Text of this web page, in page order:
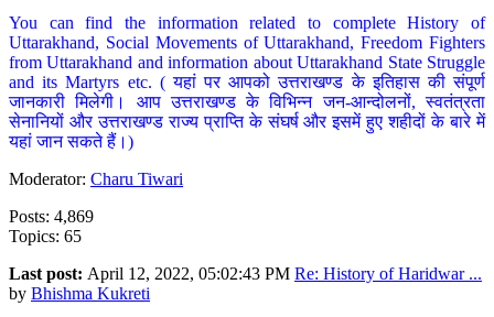
You can find the information related to complete History of
Uttarakhand, Social Movements of Uttarakhand, Freedom Fighters
from Uttarakhand and information about Uttarakhand State Struggle
and its Martyrs etc. ( यहां पर आपको उत्तराखण्ड के इतिहास की संपूर्ण
जानकारी मिलेगी। आप उत्तराखण्ड के विभिन्न जन-आन्दोलनों, स्वतंत्रता
सेनानियों और उत्तराखण्ड राज्य प्राप्ति के संघर्ष और इसमें हुए शहीदों के बारे में
यहां जान सकते हैं।)
Moderator: Charu Tiwari
Posts: 4,869
Topics: 65
Last post: April 12, 2022, 05:02:43 PM Re: History of Haridwar ...
by Bhishma Kukreti